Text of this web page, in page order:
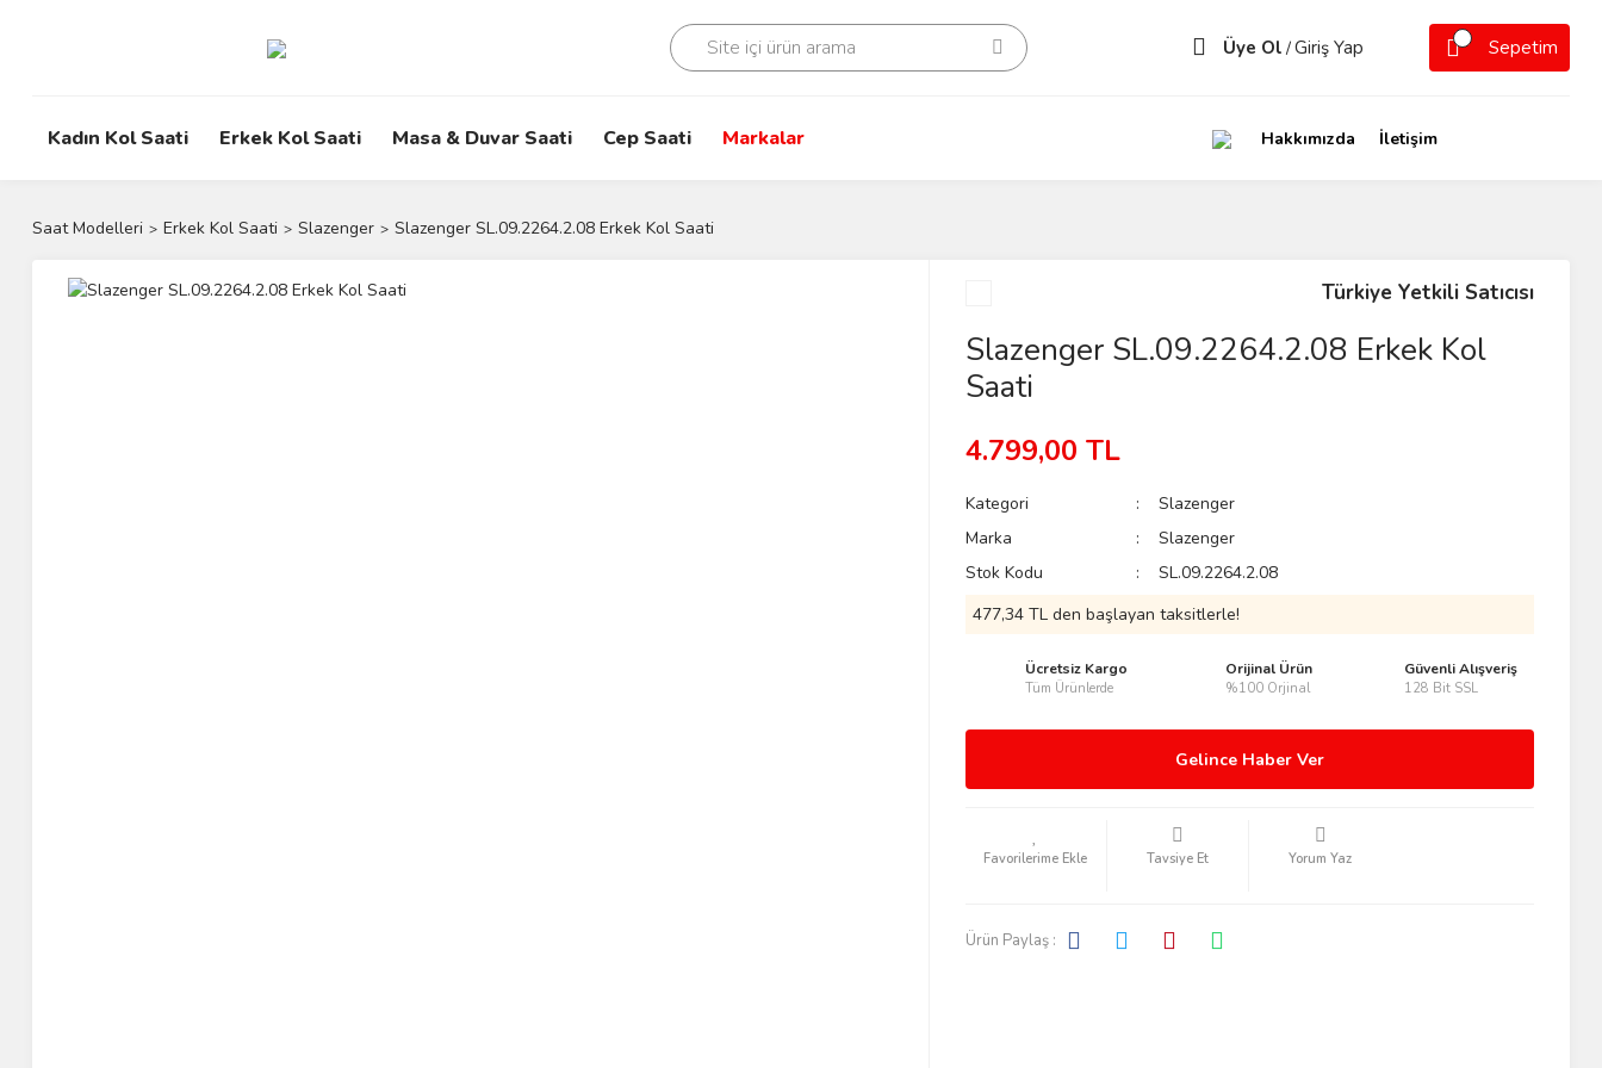
Üye Ol /Giriş Yap Sepetim
Kadın Kol Saati Erkek Kol Saati Masa & Duvar Saati Cep Saati Markalar Hakkımızda İletişim
Saat Modelleri Erkek Kol Saati Slazenger Slazenger SL.09.2264.2.08 Erkek Kol Saati
Türkiye Yetkili Satıcısı
Slazenger SL.09.2264.2.08 Erkek Kol
Saati
4.799,00 TL
Kategori
Slazenger
Marka
Slazenger
Stok Kodu
SL.09.2264.2.08
477,34 TL den başlayan taksitlerle!
Ücretsiz Kargo
Tüm Ürünlerde
Orijinal Ürün
%100 Orjinal
Güvenli Alışveriş
128 Bit SSL
Gelince Haber Ver
Tavsiye Et Yorum Yaz
Ürün Paylaş :